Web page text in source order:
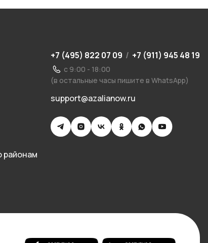
районам
+7 (495) 822 07 09 / +7 (911) 945 48 19
с 9:00 - 18:00
(в остальные часы пишите в WhatsApp)
support@azalianow.ru